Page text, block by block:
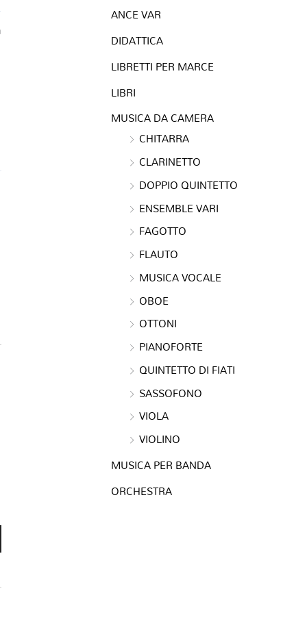
ANCE VAR
DIDATTICA
LIBRETTI PER MARCE
LIBRI
MUSICA DA CAMERA
CHITARRA
CLARINETTO
DOPPIO QUINTETTO
ENSEMBLE VARI
FAGOTTO
FLAUTO
MUSICA VOCALE
OBOE
OTTONI
PIANOFORTE
QUINTETTO DI FIATI
SASSOFONO
VIOLA
VIOLINO
MUSICA PER BANDA
ORCHESTRA